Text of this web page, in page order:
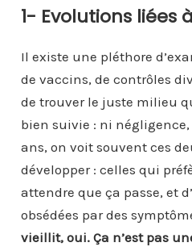
1- Evolutions liées
Il existe une pléthore
de vaccins, de contrôles
de trouver le juste milieu
bien suivie : ni négligence,
ans, on voit souvent ces
développer : celles qui
attendre que ça passe, et
obsédées par des
vieillit, oui. Ça n’est pas